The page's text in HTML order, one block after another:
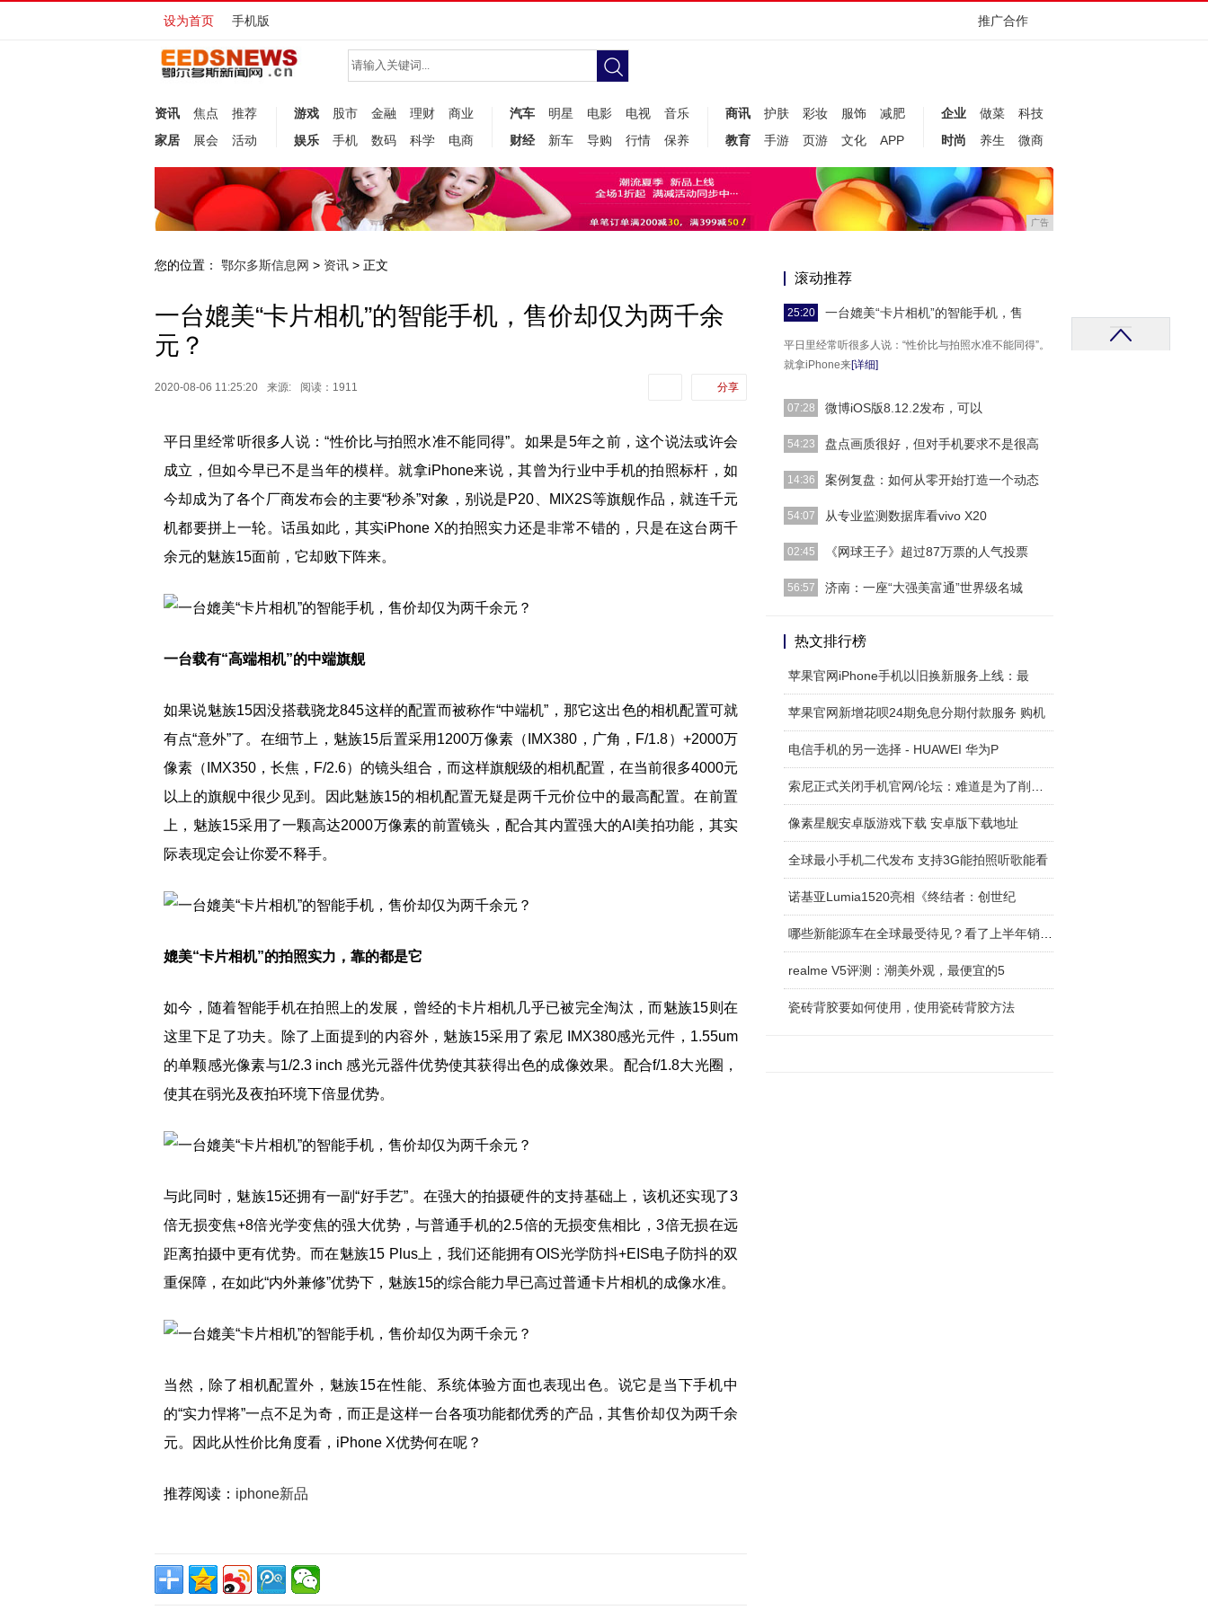
设为首页 手机版 推广合作
资讯 焦点
推荐
家居
展会 活动
游戏 股市 金融 理财
商业
娱乐
手机 数码 科学 电商
汽车 明星 电影 电视
音乐
财经
新车 导购 行情 保养
商讯 护肤 彩妆 服饰
减肥
教育
手游 页游 文化 APP
企业 做菜
科技
时尚
养生 微商
广告
您的位置： 鄂尔多斯信息网 > 资讯 > 正文
一台媲美“卡片相机”的智能手机，售价却仅为两千余
元？
2020-08-06 11:25:20 来源: 阅读：1911 分享
平日里经常听很多人说：“性价比与拍照水准不能同得”。如果是5年之前，这个说法或许会
成立，但如今早已不是当年的模样。就拿iPhone来说，其曾为行业中手机的拍照标杆，如
今却成为了各个厂商发布会的主要“秒杀”对象，别说是P20、MIX2S等旗舰作品，就连千元
机都要拼上一轮。话虽如此，其实iPhone X的拍照实力还是非常不错的，只是在这台两千
余元的魅族15面前，它却败下阵来。
一台载有“高端相机”的中端旗舰
如果说魅族15因没搭载骁龙845这样的配置而被称作“中端机”，那它这出色的相机配置可就
有点“意外”了。在细节上，魅族15后置采用1200万像素（IMX380，广角，F/1.8）+2000万
像素（IMX350，长焦，F/2.6）的镜头组合，而这样旗舰级的相机配置，在当前很多4000元
以上的旗舰中很少见到。因此魅族15的相机配置无疑是两千元价位中的最高配置。在前置
上，魅族15采用了一颗高达2000万像素的前置镜头，配合其内置强大的AI美拍功能，其实
际表现定会让你爱不释手。
媲美“卡片相机”的拍照实力，靠的都是它
如今，随着智能手机在拍照上的发展，曾经的卡片相机几乎已被完全淘汰，而魅族15则在
这里下足了功夫。除了上面提到的内容外，魅族15采用了索尼 IMX380感光元件，1.55um
的单颗感光像素与1/2.3 inch 感光元器件优势使其获得出色的成像效果。配合f/1.8大光圈，
使其在弱光及夜拍环境下倍显优势。
与此同时，魅族15还拥有一副“好手艺”。在强大的拍摄硬件的支持基础上，该机还实现了3
倍无损变焦+8倍光学变焦的强大优势，与普通手机的2.5倍的无损变焦相比，3倍无损在远
距离拍摄中更有优势。而在魅族15 Plus上，我们还能拥有OIS光学防抖+EIS电子防抖的双
重保障，在如此“内外兼修”优势下，魅族15的综合能力早已高过普通卡片相机的成像水准。
当然，除了相机配置外，魅族15在性能、系统体验方面也表现出色。说它是当下手机中
的“实力悍将”一点不足为奇，而正是这样一台各项功能都优秀的产品，其售价却仅为两千余
元。因此从性价比角度看，iPhone X优势何在呢？
推荐阅读： iphone新品
滚动推荐
25:20 一台媲美“卡片相机”的智能手机，售
平日里经常听很多人说：“性价比与拍照水准不能同得”。
就拿iPhone来[详细]
07:28 微博iOS版8.12.2发布，可以
今天，微博iOS版8.12.2版本正式发布。首先，这个版本
54:23 盘点画质很好，但对手机要求不是很高
以至于带动了手游厂商的进化热潮，画面一个比一个好，
14:36 案例复盘：如何从零开始打造一个动态
案例复盘：如何从零开始打造一个动态节日闪屏？
54:07 从专业监测数据库看vivo X20
要说今年手机市场上最热的一个“关键词“，那肯定就是全
02:45 《网球王子》超过87万票的人气投票
据悉此次投票一共有超过87万张选票，创下了同作投票
56:57 济南：一座“大强美富通”世界级名城
能转换先行区；努力打
热文排行榜
苹果官网iPhone手机以旧换新服务上线：最
苹果官网新增花呗24期免息分期付款服务 购机
电信手机的另一选择 - HUAWEI 华为P
像素星舰安卓版游戏下载 安卓版下载地址
全球最小手机二代发布 支持3G能拍照听歌能看
诺基亚Lumia1520亮相《终结者：创世纪
realme V5评测：潮美外观，最便宜的5
瓷砖背胶要如何使用，使用瓷砖背胶方法